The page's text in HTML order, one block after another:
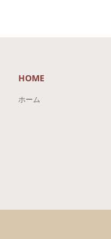
HOME
ホーム